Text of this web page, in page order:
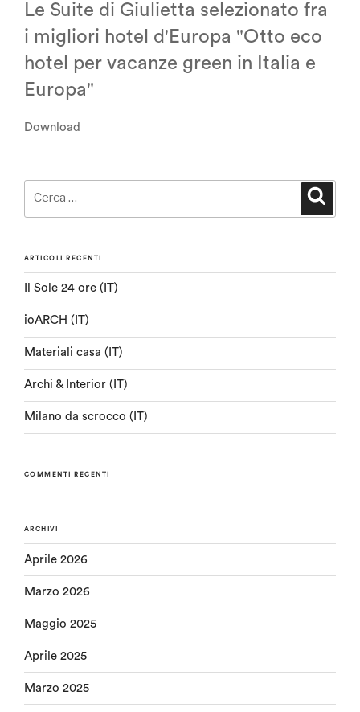
Le Suite di Giulietta selezionato fra
i migliori hotel d'Europa "Otto eco
hotel per vacanze green in Italia e
Europa"
Download
ARTICOLI RECENTI
Il Sole 24 ore (IT)
ioARCH (IT)
Materiali casa (IT)
Archi & Interior (IT)
Milano da scrocco (IT)
COMMENTI RECENTI
ARCHIVI
Aprile 2026
Marzo 2026
Maggio 2025
Aprile 2025
Marzo 2025